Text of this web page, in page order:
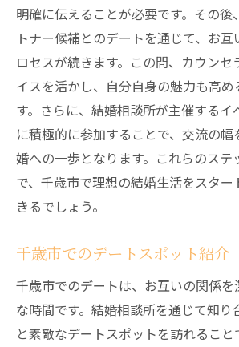
明確に伝えることが必要です。その後
トナー候補とのデートを通じて、お
ロセスが続きます。この間、カウンセ
イスを活かし、自分自身の魅力も高
す。さらに、結婚相談所が主催するイ
に積極的に参加することで、交流の
婚への一歩となります。これらのステ
で、千歳市で理想の結婚生活をスター
きるでしょう。
千歳市でのデートスポット紹介
千歳市でのデートは、お互いの関係
な時間です。結婚相談所を通じて知り
と素敵なデートスポットを訪れるこ